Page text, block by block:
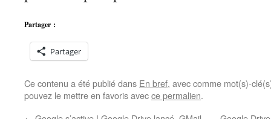
Partager :
Partager
Ce contenu a été publié dans En bref, avec comme mot(s)-
pouvez le mettre en favoris avecce permalien.